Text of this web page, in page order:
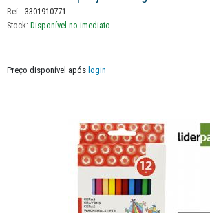
Ref.: 3301910771
Stock: Disponível no imediato
Preço disponível após login